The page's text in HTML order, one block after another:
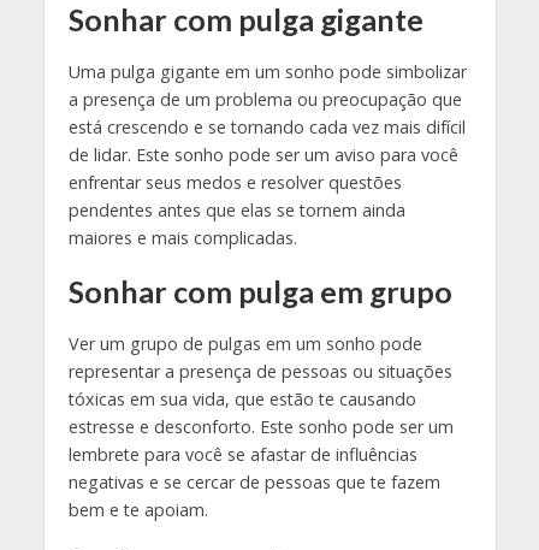
Sonhar com pulga gigante
Uma pulga gigante em um sonho pode simbolizar
a presença de um problema ou preocupação que
está crescendo e se tornando cada vez mais difícil
de lidar. Este sonho pode ser um aviso para você
enfrentar seus medos e resolver questões
pendentes antes que elas se tornem ainda
maiores e mais complicadas.
Sonhar com pulga em grupo
Ver um grupo de pulgas em um sonho pode
representar a presença de pessoas ou situações
tóxicas em sua vida, que estão te causando
estresse e desconforto. Este sonho pode ser um
lembrete para você se afastar de influências
negativas e se cercar de pessoas que te fazem
bem e te apoiam.